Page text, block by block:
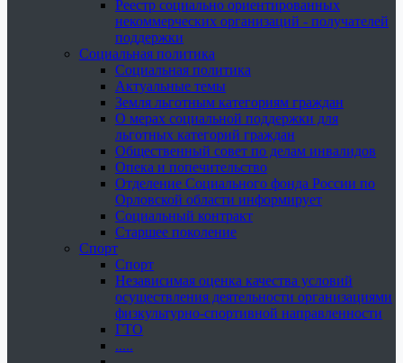
Реестр социально ориентированных
некоммерческих организаций - получателей
поддержки
Социальная политика
Социальная политика
Актуальные темы
Земля льготным категориям граждан
О мерах социальной поддержки для
льготных категорий граждан
Общественный совет по делам инвалидов
Опека и попечительство
Отделение Социального фонда России по
Орловской области информирует
Социальный контракт
Старшее поколение
Спорт
Спорт
Независимая оценка качества условий
осуществления деятельности организациями
физкультурно-спортивной направленности
ГТО
.....